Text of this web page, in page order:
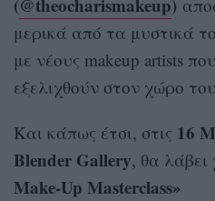
(@theocharismakeup)
μερικά από τα μυστικά
με νέους makeup artists
εξελιχθούν στον χώρο του
Και κάπως έτσι, στις 16
Blender Gallery, θα
Make-Up Masterclass»